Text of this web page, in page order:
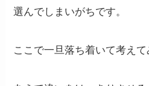
選んでしまいがちです。
ここで一旦落ち着いて考えて